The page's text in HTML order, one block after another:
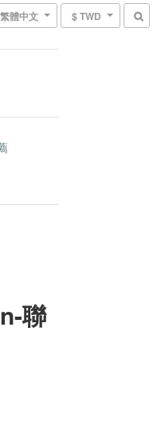
繁體中文 $ TWD
聯